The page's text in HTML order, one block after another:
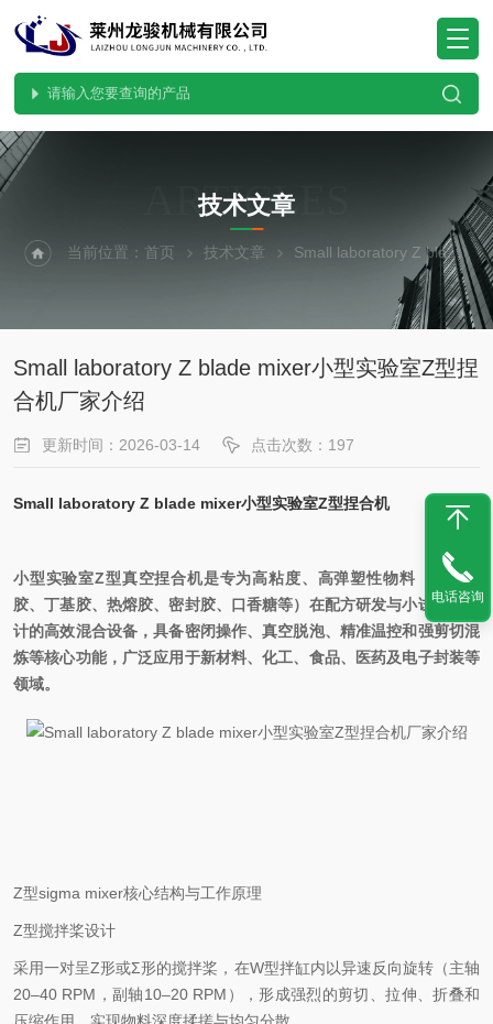
ARTICLES
技术文章
当前位置：首页 技术文章 Small laboratory Z blade mixer小型实验室Z型捏合机厂家介绍
Small laboratory Z blade mixer小型实验室Z型捏
合机厂家介绍
更新时间：2026-03-14 点击次数：197
Small laboratory Z blade mixer小型实验室Z型捏合机
小型实验室Z型真空捏合机是专为高粘度、高弹塑性物料（如硅橡
胶、丁基胶、热熔胶、密封胶、口香糖等）在配方研发与小试阶段设
计的高效混合设备，具备密闭操作、真空脱泡、精准温控和强剪切混
炼等核心功能，广泛应用于新材料、化工、食品、医药及电子封装等
领域。
Z型sigma mixer核心结构与工作原理
Z型搅拌桨设计‌
采用一对呈Z形或Σ形的搅拌桨，在W型拌缸内以异速反向旋转（主轴
20–40 RPM，副轴10–20 RPM），形成强烈的剪切、拉伸、折叠和
电话咨询